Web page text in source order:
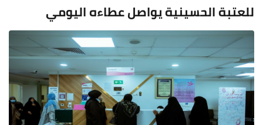
للعتبة الحسينية يواصل عطاءه اليومي